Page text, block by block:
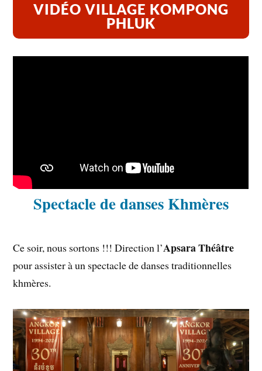
VIDÉO VILLAGE KOMPONG
PHLUK
Spectacle de danses Khmères
Ce soir, nous sortons !!! Direction l’Apsara Théâtre
pour assister à un spectacle de danses traditionnelles
khmères.